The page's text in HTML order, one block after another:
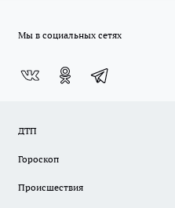
Мы в социальных сетях
ДТП
Гороскоп
Происшествия